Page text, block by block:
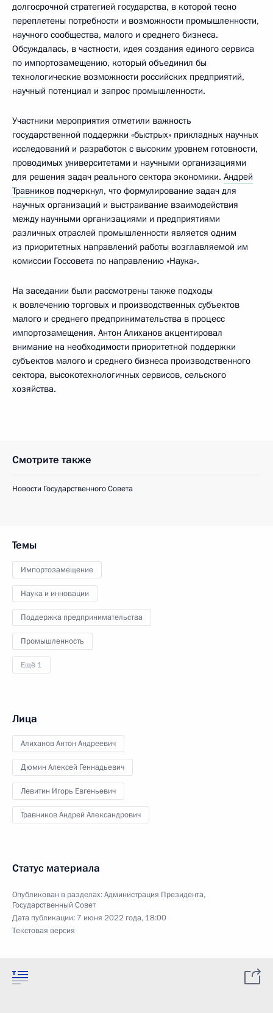
долгосрочной стратегией государства, в которой тесно
переплетены потребности и возможности промышленности,
научного сообщества, малого и среднего бизнеса.
Обсуждалась, в частности, идея создания единого сервиса
по импортозамещению, который объединил бы
технологические возможности российских предприятий,
научный потенциал и запрос промышленности.
Участники мероприятия отметили важность
государственной поддержки «быстрых» прикладных научных
исследований и разработок с высоким уровнем готовности,
проводимых университетами и научными организациями
для решения задач реального сектора экономики. Андрей
Травников подчеркнул, что формулирование задач для
научных организаций и выстраивание взаимодействия
между научными организациями и предприятиями
различных отраслей промышленности является одним
из приоритетных направлений работы возглавляемой им
комиссии Госсовета по направлению «Наука».
На заседании были рассмотрены также подходы
к вовлечению торговых и производственных субъектов
малого и среднего предпринимательства в процесс
импортозамещения. Антон Алиханов акцентировал
внимание на необходимости приоритетной поддержки
субъектов малого и среднего бизнеса производственного
сектора, высокотехнологичных сервисов, сельского
хозяйства.
Смотрите также
Новости Государственного Совета
Темы
Импортозамещение
Наука и инновации
Поддержка предпринимательства
Промышленность
Ещё 1
Лица
Алиханов Антон Андреевич
Дюмин Алексей Геннадьевич
Левитин Игорь Евгеньевич
Травников Андрей Александрович
Статус материала
Опубликован в разделах:Администрация Президента,
Государственный Совет
Дата публикации: 7 июня 2022 года, 18:00
Текстовая версия